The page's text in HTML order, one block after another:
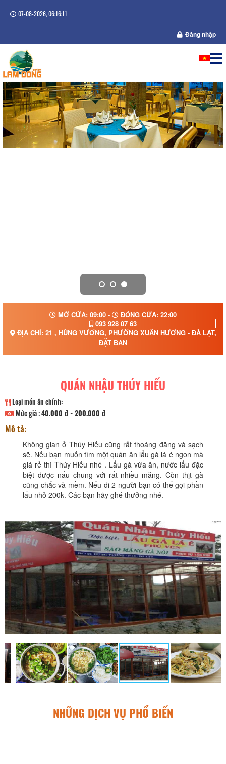
07-08-2026, 06:16:12
Đăng nhập
MỞ CỬA: 09:00 -
ĐÓNG CỬA: 22:00
093 928 07 63
ĐỊA CHỈ: 21 , HÙNG VƯƠNG, PHƯỜNG XUÂN HƯƠNG - ĐÀ LẠT,
ĐẶT BÀN
QUÁN NHẬU THÚY HIẾU
Loại món ăn chính:
Mức giá :40.000 đ - 200.000 đ
Mô tả:
Không gian ở Thúy Hiếu cũng rất thoáng đãng và sạch
sẽ. Nếu bạn muốn tìm một quán ăn lẩu gà lá é ngon mà
giá rẻ thì Thúy Hiếu nhé . Lẩu gà vừa ăn, nước lẩu đặc
biệt được nấu chung với rất nhiều măng. Còn thịt gà
cũng chắc và mềm. Nếu đi 2 người bạn có thể gọi phần
lẩu nhỏ 200k. Các bạn hãy ghé thưởng nhé.
NHỮNG DỊCH VỤ PHỔ BIẾN